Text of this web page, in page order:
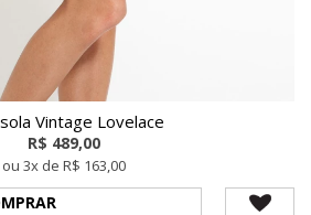
Vintage Lovelace
R$ 489,00
ou 3x de R$ 163,00